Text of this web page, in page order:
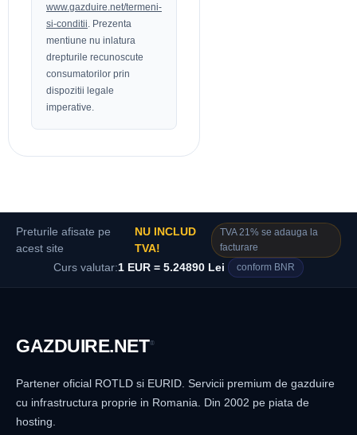
www.gazduire.net/termeni-
si-conditii . Prezenta
mentiune nu inlatura
drepturile recunoscute
consumatorilor prin
dispozitii legale
imperative.
Preturile afisate pe
acest site
NU INCLUD
TVA!
TVA 21% se adauga la
facturare
Curs valutar:1 EUR = 5.24890 Lei conform BNR
GAZDUIRE.NET®
Partener oficial ROTLD si EURID. Servicii premium de gazduire
cu infrastructura proprie in Romania. Din 2002 pe piata de
hosting.